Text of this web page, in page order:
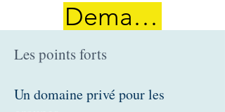
Demander le
Les points forts
Un domaine privé pour les